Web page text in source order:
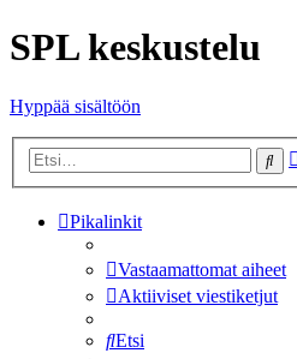
SPL keskustelu
Hyppää sisältöön
Etsi
Pikalinkit
Vastaamattomat aiheet
Aktiiviset viestiketjut
Etsi